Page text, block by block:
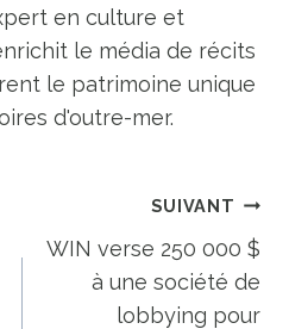
en culture et
le média de récits
le patrimoine unique
d'outre-mer.
SUIVANT
WIN verse 250 000 $
à une société de
lobbying pour